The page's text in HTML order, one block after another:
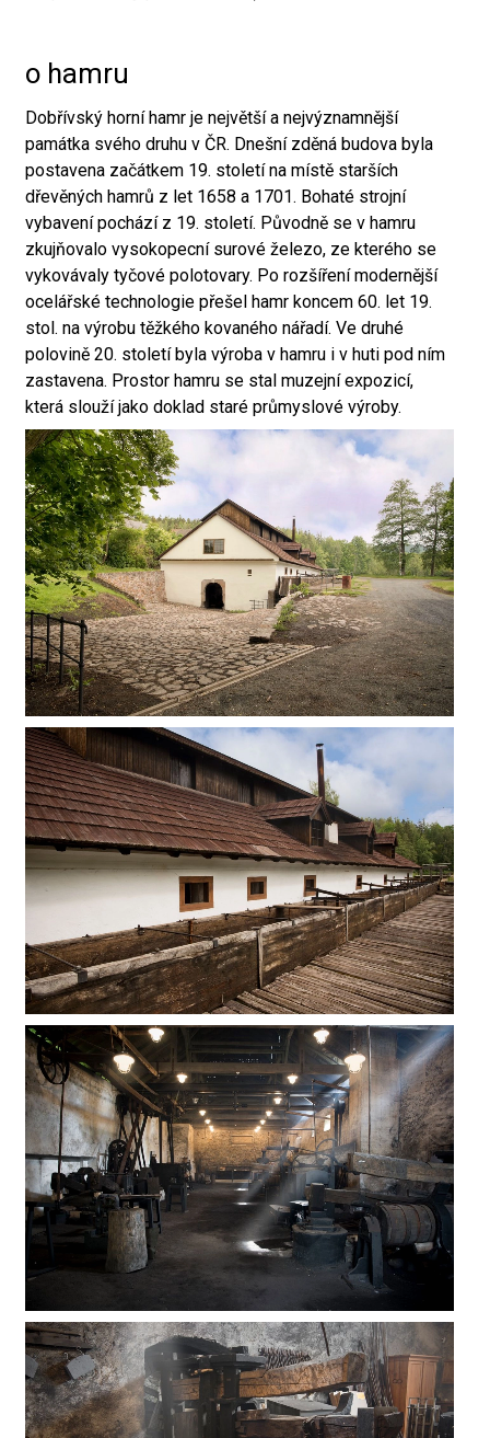
o hamru
Dobřívský horní hamr je největší a nejvýznamnější
památka svého druhu v ČR. Dnešní zděná budova byla
postavena začátkem 19. století na místě starších
dřevěných hamrů z let 1658 a 1701. Bohaté strojní
vybavení pochází z 19. století. Původně se v hamru
zkujňovalo vysokopecní surové železo, ze kterého se
vykovávaly tyčové polotovary. Po rozšíření modernější
ocelářské technologie přešel hamr koncem 60. let 19.
stol. na výrobu těžkého kovaného nářadí. Ve druhé
polovině 20. století byla výroba v hamru i v huti pod ním
zastavena. Prostor hamru se stal muzejní expozicí,
která slouží jako doklad staré průmyslové výroby.